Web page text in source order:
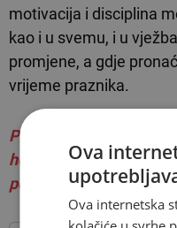
motivacija i disciplina
kao i u svemu, i u
promjene, a gdje
vrijeme praznika.
Pri preuzimanju
hercegovina.info i
poveznicu na autorski
Ova
Ova internetska